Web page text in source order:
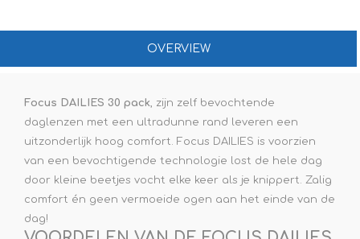
OVERVIEW
Focus DAILIES 30 pack, zijn zelf bevochtende
daglenzen met een ultradunne rand leveren een
uitzonderlijk hoog comfort. Focus DAILIES is voorzien
van een bevochtigende technologie lost de hele dag
door kleine beetjes vocht elke keer als je knippert. Zalig
comfort én geen vermoeide ogen aan het einde van de
dag!